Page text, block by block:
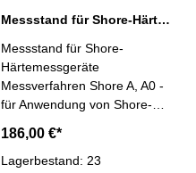
Messstand für Shore-Härtemessgeräte
Messstand für Shore-
Härtemessgeräte
Messverfahren Shore A, A0 -
für Anwendung von Shore-
Anpresskraft- Höhe
verstellbar- mit Anlift-Hebel,
186,00 €*
Lagerbestand: 23